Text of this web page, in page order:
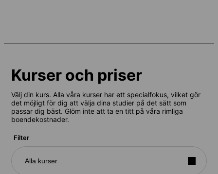
Kurser och priser
Välj din kurs. Alla våra kurser har ett specialfokus, vilket gör
det möjligt för dig att välja dina studier på det sätt som
passar dig bäst. Glöm inte att ta en titt på våra rimliga
boendekostnader.
Filter
Alla kurser